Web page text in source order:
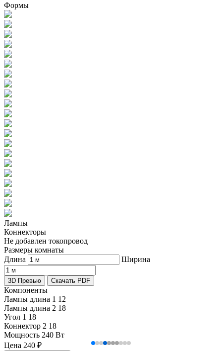
Формы
Лампы
Коннекторы
Не добавлен токопровод
Размеры комнаты
Длина
Ширина
3D Превью Скачать PDF
Компоненты
Лампы длина 1 12
Лампы длина 2 18
Угол 1 18
Коннектор 2 18
Мощность 240 Вт
Цена 240 ₽